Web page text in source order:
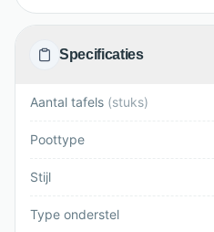
Specificaties
Aantal tafels (stuks)
Poottype
Stijl
Type onderstel